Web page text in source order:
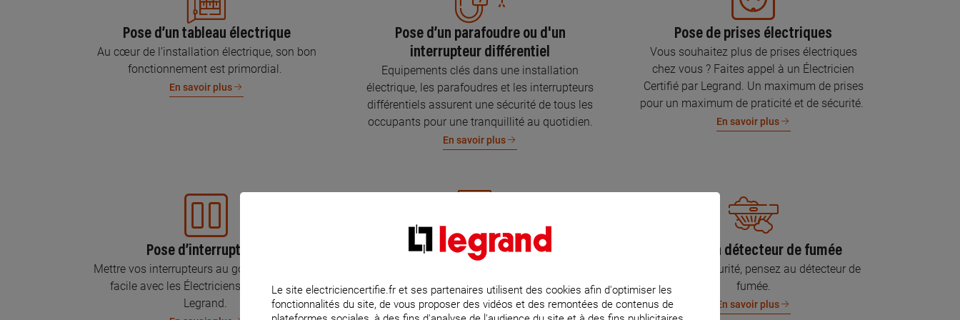
Pose d’un tableau électrique
Au cœur de l’installation électrique, son bon
fonctionnement est primordial.
En savoir plus
Pose d’un parafoudre ou d'un
interrupteur différentiel
Equipements clés dans une installation
électrique, les parafoudres et les interrupteurs
différentiels assurent une sécurité de tous les
occupants pour une tranquillité au quotidien.
En savoir plus
Pose de prises électriques
Vous souhaitez plus de prises électriques
chez vous ? Faites appel à un Électricien
Certifié par Legrand. Un maximum de prises
pour un maximum de praticité et de sécurité.
En savoir plus
Pose d’interrupteurs
Mettre vos interrupteurs au goût du jour, c’est
facile avec les Électriciens Certifiés par
Legrand.
Mise aux normes de l’installation
Parce que l’électricité implique la sécurité et la
protection de votre famille et de vos biens,
Pose d’un détecteur de fumée
Pour votre sécurité, pensez au détecteur de
fumée.
En savoir plus
Le site electriciencertifie.fr et ses partenaires utilisent des cookies afin d'optimiser les
fonctionnalités du site, de vous proposer des vidéos et des remontées de contenus de